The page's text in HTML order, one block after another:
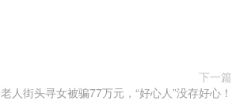
下一篇
老人街头寻女被骗77万元，“好心人”没存好心！